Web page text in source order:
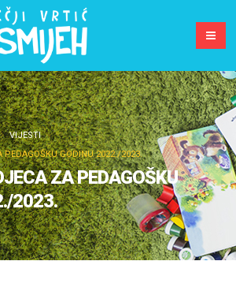
VIJESTI
PEDAGOŠKU GODINU 2022./2023.
ZA PEDAGOŠKU
2023.